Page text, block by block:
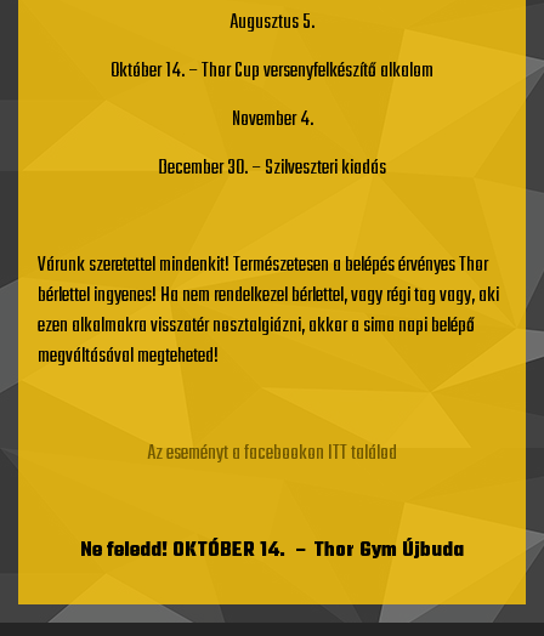
Augusztus 5.
Október 14. – Thor Cup versenyfelkészítő alkalom
November 4.
December 30. – Szilveszteri kiadás
Várunk szeretettel mindenkit! Természetesen a belépés érvényes Thor
bérlettel ingyenes! Ha nem rendelkezel bérlettel, vagy régi tag vagy, aki
ezen alkalmakra visszatér nosztalgiázni, akkor a sima napi belépő
megváltásával megteheted!
Az eseményt a facebookon ITT találod
Ne feledd! OKTÓBER 14. – Thor Gym Újbuda